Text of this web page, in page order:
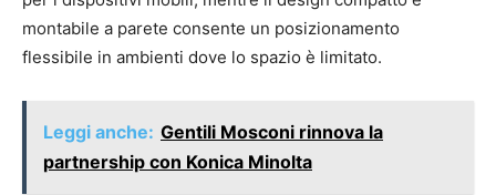
montabile a parete consente un posizionamento
flessibile in ambienti dove lo spazio è limitato.
Leggi anche: Gentili Mosconi rinnova la
partnership con Konica Minolta